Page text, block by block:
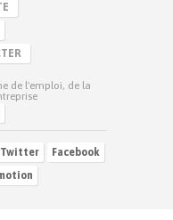
de l'emploi, de la
Twitter
Facebook